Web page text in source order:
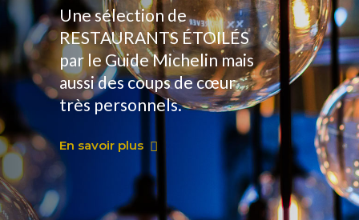
Une sélection de
RESTAURANTS ÉTOILÉS
par le Guide Michelin mais
aussi des coups de cœur
très personnels.
En savoir plus